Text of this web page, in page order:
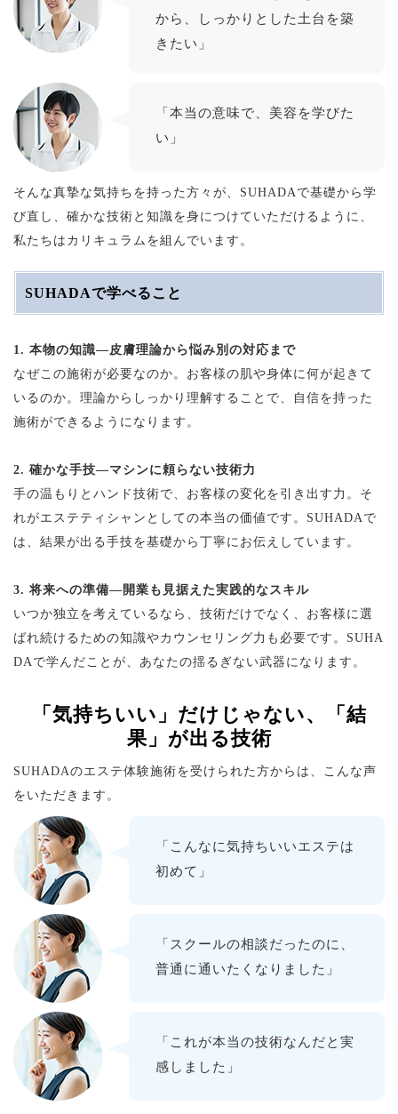
から、しっかりとした土台を築
きたい」
「本当の意味で、美容を学びた
い」
そんな真摯な気持ちを持った方々が、SUHADAで基礎から学
び直し、確かな技術と知識を身につけていただけるように、
私たちはカリキュラムを組んでいます。
SUHADAで学べること
1. 本物の知識—皮膚理論から悩み別の対応まで
なぜこの施術が必要なのか。お客様の肌や身体に何が起きて
いるのか。理論からしっかり理解することで、自信を持った
施術ができるようになります。
2. 確かな手技—マシンに頼らない技術力
手の温もりとハンド技術で、お客様の変化を引き出す力。そ
れがエステティシャンとしての本当の価値です。SUHADAで
は、結果が出る手技を基礎から丁寧にお伝えしています。
3. 将来への準備—開業も見据えた実践的なスキル
いつか独立を考えているなら、技術だけでなく、お客様に選
ばれ続けるための知識やカウンセリング力も必要です。SUHA
DAで学んだことが、あなたの揺るぎない武器になります。
「気持ちいい」だけじゃない、「結
果」が出る技術
SUHADAのエステ体験施術を受けられた方からは、こんな声
をいただきます。
「こんなに気持ちいいエステは
初めて」
「スクールの相談だったのに、
普通に通いたくなりました」
「これが本当の技術なんだと実
感しました」